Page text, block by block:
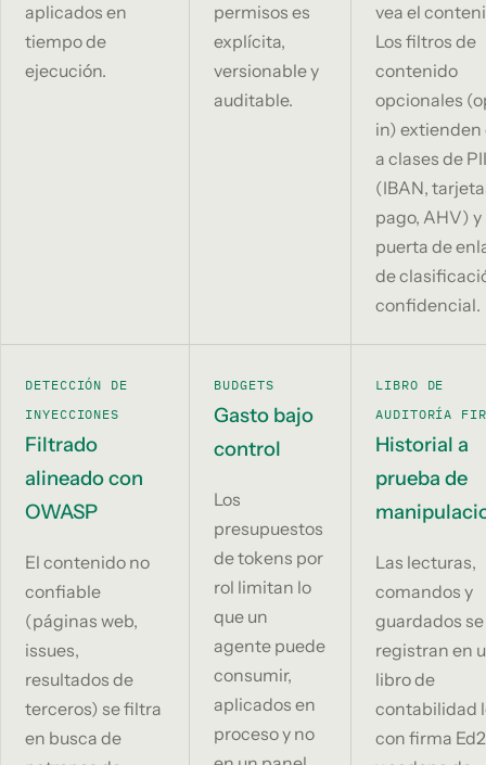
aplicados en
tiempo de
ejecución.
permisos es
explícita,
versionable y
auditable.
vea el
Los filtros de
contenido
opcionales
in) extienden
a clases de PII
(IBAN,
pago, AHV) y
puerta de
de
confidencial.
DETECCIÓN DE
INYECCIONES
Filtrado
alineado con
OWASP
El contenido no
confiable
(páginas web,
issues,
resultados de
terceros) se filtra
en busca de
BUDGETS
Gasto bajo
control
Los
presupuestos
de tokens por
rol limitan lo
que un
agente puede
consumir,
aplicados en
proceso y no
LIBRO DE
AUDITORÍA
Historial a
prueba de
Las lecturas,
comandos y
guardados se
registran en
libro de
contabilidad
con firma